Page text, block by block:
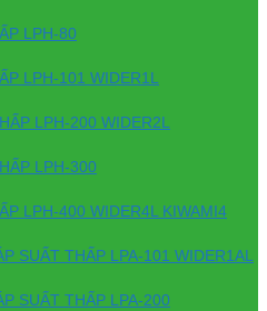
LPH-80
LPH-101 WIDER1L
LPH-200 WIDER2L
LPH-300
LPH-400 WIDER4L KIWAMI4
SUẤT THẤP LPA-101 WIDER1AL
SUẤT THẤP LPA-200